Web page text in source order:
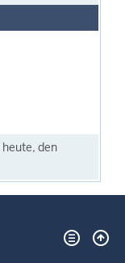
den